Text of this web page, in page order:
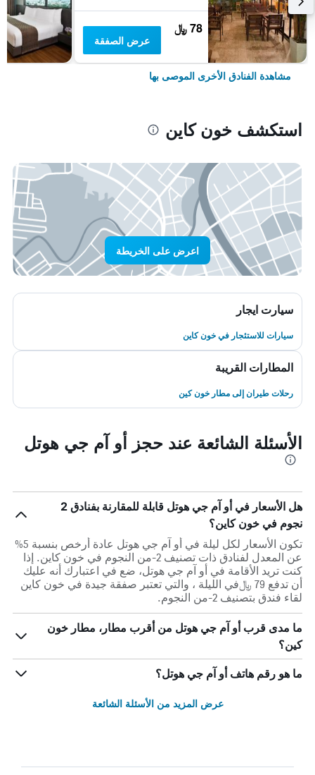
78 ﷼
عرض الصفقة
مشاهدة الفنادق الأخرى الموصى بها
استكشف خون كاين
اعرض على الخريطة
سيارت ايجار
سيارات للاستئجار في خون كاين
المطارات القريبة
رحلات طيران إلى مطار خون كين
الأسئلة الشائعة عند حجز أو آم جي هوتل
هل الأسعار في أو آم جي هوتل قابلة للمقارنة بفنادق 2
نجوم في خون كاين؟
تكون الأسعار لكل ليلة في أو آم جي هوتل عادة أرخص بنسبة 5%
عن المعدل لفنادق ذات تصنيف 2-من النجوم في خون كاين. إذا
كنت تريد الأقامة في أو آم جي هوتل، ضع في اعتبارك أنه عليك
أن تدفع 79 ﷼في الليلة ، والتي تعتبر صفقة جيدة في خون كاين
لقاء فندق بتصنيف 2-من النجوم.
ما مدى قرب أو آم جي هوتل من أقرب مطار، مطار خون
كين؟
ما هو رقم هاتف أو آم جي هوتل؟
عرض المزيد من الأسئلة الشائعة